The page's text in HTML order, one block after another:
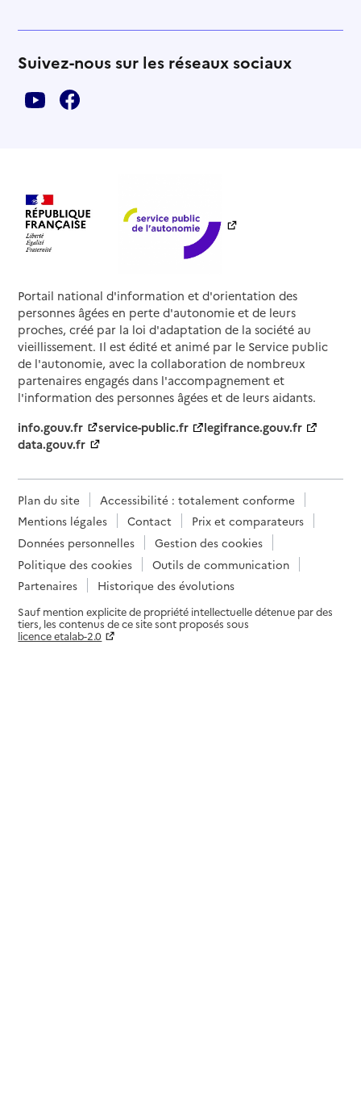
Suivez-nous sur les réseaux sociaux
Portail national d'information et d'orientation des
personnes âgées en perte d'autonomie et de leurs
proches, créé par la loi d'adaptation de la société au
vieillissement. Il est édité et animé par le Service public
de l'autonomie, avec la collaboration de nombreux
partenaires engagés dans l'accompagnement et
l'information des personnes âgées et de leurs aidants.
info.gouv.fr
service-public.fr
legifrance.gouv.fr
data.gouv.fr
Plan du site
Accessibilité : totalement conforme
Mentions légales
Contact
Prix et comparateurs
Données personnelles
Gestion des cookies
Politique des cookies
Outils de communication
Partenaires
Historique des évolutions
Sauf mention explicite de propriété intellectuelle détenue par des
tiers, les contenus de ce site sont proposés sous
licence etalab-2.0